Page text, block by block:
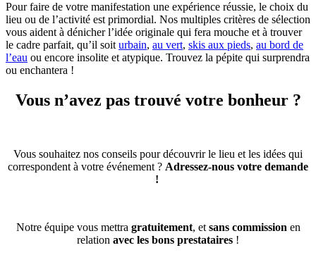
Pour faire de votre manifestation une expérience réussie, le choix du
lieu ou de l’activité est primordial. Nos multiples critères de sélection
vous aident à dénicher l’idée originale qui fera mouche et à trouver
le cadre parfait, qu’il soit urbain, au vert, skis aux pieds, au bord de
l’eau ou encore insolite et atypique. Trouvez la pépite qui surprendra
ou enchantera !
Vous n’avez pas trouvé votre bonheur ?
Vous souhaitez nos conseils pour découvrir le lieu et les idées qui
correspondent à votre événement ? Adressez-nous votre demande
!
Notre équipe vous mettra gratuitement, et sans commission en
relation avec les bons prestataires !